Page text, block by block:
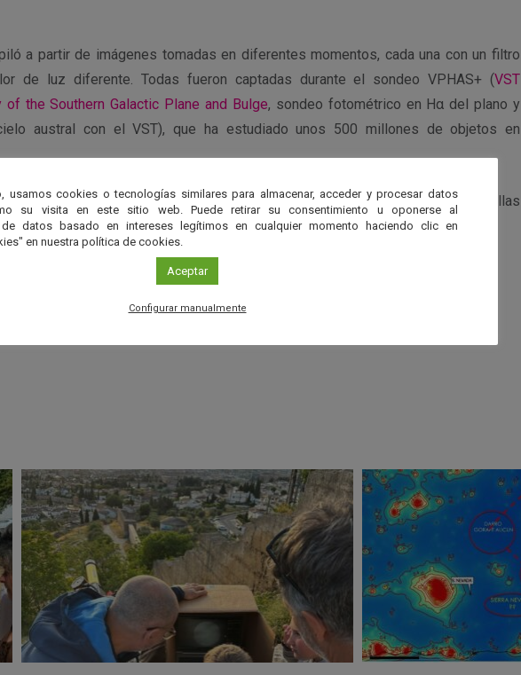
a partir de imágenes tomadas en diferentes momentos, cada una con un filtro
de luz diferente. Todas fueron captadas durante el sondeo VPHAS+ (VST
of the Southern Galactic Plane and Bulge, sondeo fotométrico en Hα del plano y
austral con el VST), que ha estudiado unos 500 millones de objetos en
a la comunidad científica a comprender mejor el ciclo de vida de las estrellas
y los datos obtenidos se hace públicos a través delportal científico de ESO
usamos cookies o tecnologías similares para almacenar, acceder y procesar datos
su visita en este sitio web. Puede retirar su consentimiento u oponerse al
de datos basado en intereses legítimos en cualquier momento haciendo clic en
en nuestra política de cookies.
Aceptar
Configurar manualmente